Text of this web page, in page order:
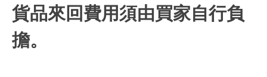
貨品來回費用須由買家自行負
擔。